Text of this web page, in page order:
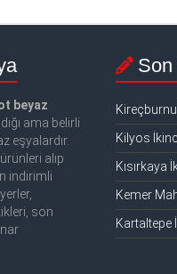
beyaz
ama belirli
eşyalardır.
alıp
indirimli
son
Son
Kilyos
Kısırkaya
Kemer
Kartaltepe